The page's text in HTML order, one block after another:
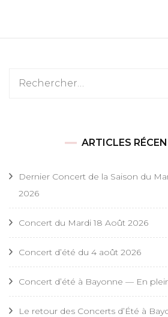
Rechercher :
ARTICLES
Dernier Concert de la Saison du
2026
Concert du Mardi 18 Août 2026
Concert d’été du 4 août 2026
Concert d’été à Bayonne — En
Le retour des Concerts d’Été à